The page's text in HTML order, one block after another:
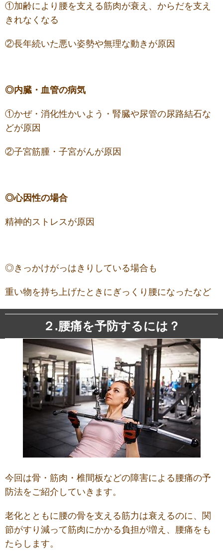
①加齢により腰を支える筋肉が衰え、からだを支え
きれなくなる
②長年続いた悪い姿勢や無理な動きが原因
◎内臓・血管の病気
①かぜ・消化性かいよう・腎臓や尿管の尿路結石な
どが原因
②子宮筋腫・子宮がんが原因
◎心因性の場合
精神的ストレスが原因
◎きっかけがっはきりしている場合も
重い物を持ち上げたときにぎっくり腰になったなど
２.腰痛を予防するには？
今回は骨・筋肉・椎間板などの障害による腰痛の予
防法をご紹介していきます。
老化とともに腰の骨を支える筋力は衰えるのに、関
節がすり減って筋肉にかかる負担が増え、腰痛をも
たらします。